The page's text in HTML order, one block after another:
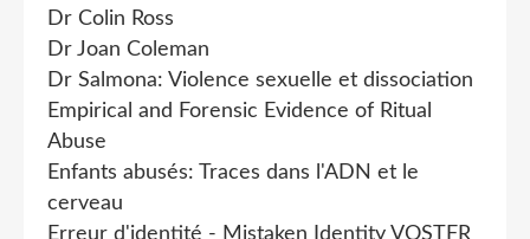
Dr Colin Ross
Dr Joan Coleman
Dr Salmona: Violence sexuelle et dissociation
Empirical and Forensic Evidence of Ritual
Abuse
Enfants abusés: Traces dans l'ADN et le
cerveau
Erreur d'identité - Mistaken Identity VOSTFR